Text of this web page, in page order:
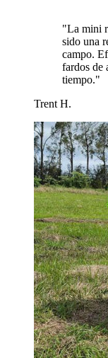
"La mini
sido una
campo.
fardos de
tiempo."
Trent H.